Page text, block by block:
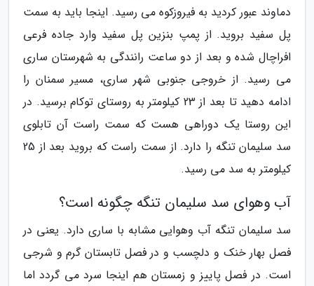
دماوند عبور کردید به فیروزکوه می رسید. اینجا باید به سمت
پل سفید بروید. از پمپ بنزین پل سفید وارد جاده فرعی
افراچال شده و بعد از دو ساعت رانندگی به شهرستان ساری
می رسید. از خروجی جنوبی شهر ساری، مسیر سمنان را
ادامه دهید تا بعد از 23 کیلومتر به روستای توکام برسید. در
این روستا یک دوراهی هست که سمت راست آن تابلوی
سد سلیمان تنگه را دارد. از سمت راست که بروید بعد از 25
کیلومتر به سد می رسید.
آب وهوای سد سلیمان تنگه چگونه است؟
سد سلیمان تنگه آب وهوایی مشابه با ساری دارد. یعنی در
فصل بهار خنک و دلچسب و در فصل تابستان گرم و شرجی
است. در فصل پاییز و زمستان هم اینجا سرد می گردد اما